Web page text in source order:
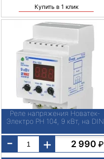
Купить в 1 клик
Реле напряжения Новатек-
Электро РН 104, 9 кВт, на DIN
- + 2 990 ₽